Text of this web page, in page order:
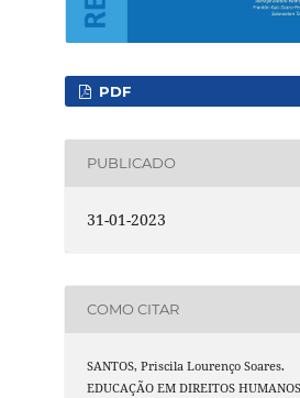
PDF
PUBLICADO
31-01-2023
COMO CITAR
SANTOS, Priscila Lourenço Soares.
EDUCAÇÃO EM DIREITOS HUMANOS